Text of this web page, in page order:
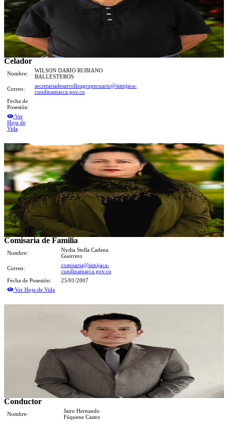
Celador
Nombre:
WILSON DARIO RUBIANO
BALLESTEROS
Correo:
secretariadesarrolloagropecuario@simijaca-
cundinamarca.gov.co
Fecha de
Posesión:
Ver
Hoja de
Vida
Comisaria de Familia
Nombre:
Nydia Stella Cadena
Guerrero
Correo:
comisaria@simijaca-
cundinamarca.gov.co
Fecha de Posesión:
25/01/2007
Ver Hoja de Vida
Conductor
Nombre:
Jairo Hernando
Fúquene Castro